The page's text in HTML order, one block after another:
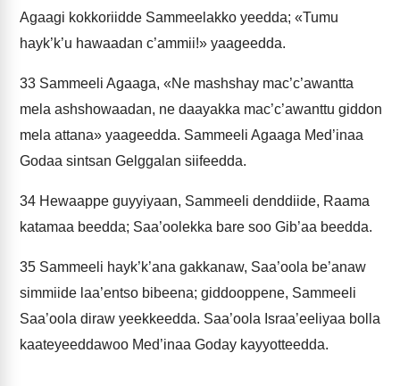
Agaagi kokkoriidde Sammeelakko yeedda; «Tumu
hayk’k’u hawaadan c’ammii!» yaageedda.
33 Sammeeli Agaaga, «Ne mashshay mac’c’awantta
mela ashshowaadan, ne daayakka mac’c’awanttu giddon
mela attana» yaageedda. Sammeeli Agaaga Med’inaa
Godaa sintsan Gelggalan siifeedda.
34 Hewaappe guyyiyaan, Sammeeli denddiide, Raama
katamaa beedda; Saa’oolekka bare soo Gib’aa beedda.
35 Sammeeli hayk’k’ana gakkanaw, Saa’oola be’anaw
simmiide laa’entso bibeena; giddooppene, Sammeeli
Saa’oola diraw yeekkeedda. Saa’oola Israa’eeliyaa bolla
kaateyeeddawoo Med’inaa Goday kayyotteedda.